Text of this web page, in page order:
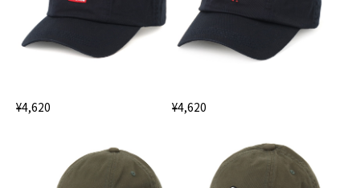
¥4,620 ¥4,620